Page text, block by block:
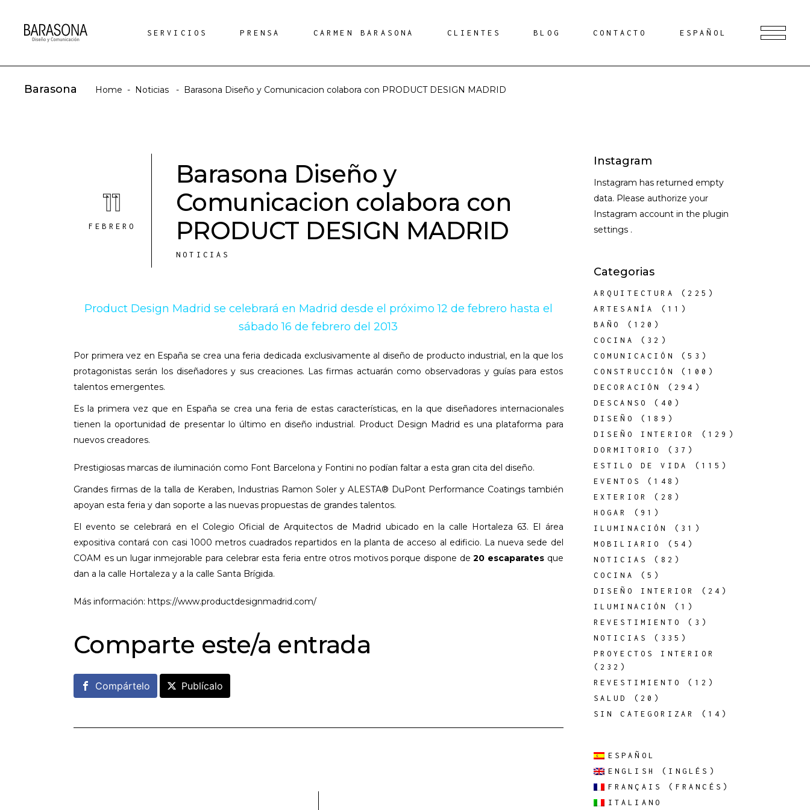
SERVICIOS PRENSA CARMEN BARASONA CLIENTES BLOG CONTACTO ESPAÑOL
Barasona Home - Noticias - Barasona Diseño y Comunicacion colabora con PRODUCT DESIGN MADRID
11
FEBRERO
Barasona Diseño y
Comunicacion colabora con
PRODUCT DESIGN MADRID
NOTICIAS
Product Design Madrid se celebrará en Madrid desde el próximo 12 de febrero hasta el
sábado 16 de febrero del 2013
Por primera vez en España se crea una feria dedicada exclusivamente al diseño de producto industrial, en la que los
protagonistas serán los diseñadores y sus creaciones. Las firmas actuarán como observadoras y guías para estos
talentos emergentes.
Es la primera vez que en España se crea una feria de estas características, en la que diseñadores internacionales
tienen la oportunidad de presentar lo último en diseño industrial. Product Design Madrid es una plataforma para
nuevos creadores.
Prestigiosas marcas de iluminación como Font Barcelona y Fontini no podían faltar a esta gran cita del diseño.
Grandes firmas de la talla de Keraben, Industrias Ramon Soler y ALESTA® DuPont Performance Coatings también
apoyan esta feria y dan soporte a las nuevas propuestas de grandes talentos.
El evento se celebrará en el Colegio Oficial de Arquitectos de Madrid ubicado en la calle Hortaleza 63. El área
expositiva contará con casi 1000 metros cuadrados repartidos en la planta de acceso al edificio. La nueva sede del
COAM es un lugar inmejorable para celebrar esta feria entre otros motivos porque dispone de20 escaparates que
dan a la calle Hortaleza y a la calle Santa Brígida.
Más información: https://www.productdesignmadrid.com/
Comparte este/a entrada
Compártelo Publícalo
Instagram
Instagram has returned empty
data. Please authorize your
Instagram account in the plugin
settings .
Categorias
ARQUITECTURA
(225)
ARTESANÍA
(11)
BAÑO
(120)
COCINA
(32)
COMUNICACIÓN
(53)
CONSTRUCCIÓN
(100)
DECORACIÓN
(294)
DESCANSO
(40)
DISEÑO
(189)
DISEÑO INTERIOR
(129)
DORMITORIO
(37)
ESTILO DE VIDA
(115)
EVENTOS
(148)
EXTERIOR
(28)
HOGAR
(91)
ILUMINACIÓN
(31)
MOBILIARIO
(54)
NOTICIAS
(82)
COCINA
(5)
DISEÑO INTERIOR
(24)
ILUMINACIÓN
(1)
REVESTIMIENTO
(3)
NOTICIAS
(335)
PROYECTOS INTERIOR
(232)
REVESTIMIENTO
(12)
SALUD
(20)
SIN CATEGORIZAR
(14)
ESPAÑOL
ENGLISH
( INGLÉS )
FRANÇAIS
( FRANCÉS )
ITALIANO